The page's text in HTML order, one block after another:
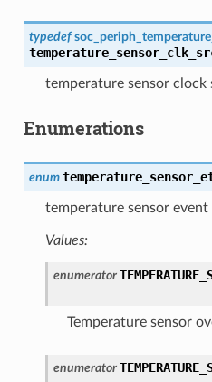
typedef
temperature sensor clock
Enumerations
enum
temperature sensor event
Values:
enumerator
Temperature sensor
enumerator